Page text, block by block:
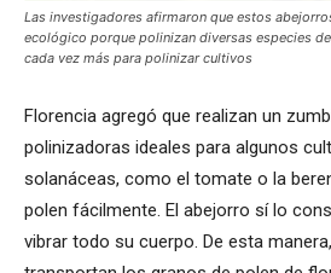
Las investigadores afirmaron que estos
ecológico porque polinizan diversas especies
cada vez más para polinizar cultivos
Florencia agregó que realizan un
polinizadoras ideales para algunos
solanáceas, como el tomate o la
polen fácilmente. El abejorro sí lo
vibrar todo su cuerpo. De esta